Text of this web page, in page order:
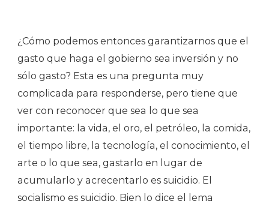
¿Cómo podemos entonces garantizarnos que el
gasto que haga el gobierno sea inversión y no
sólo gasto? Esta es una pregunta muy
complicada para responderse, pero tiene que
ver con reconocer que sea lo que sea
importante: la vida, el oro, el petróleo, la comida,
el tiempo libre, la tecnología, el conocimiento, el
arte o lo que sea, gastarlo en lugar de
acumularlo y acrecentarlo es suicidio. El
socialismo es suicidio. Bien lo dice el lema